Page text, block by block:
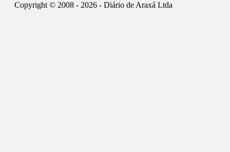
Copyright © 2008 - 2026 - Diário de Araxá Ltda